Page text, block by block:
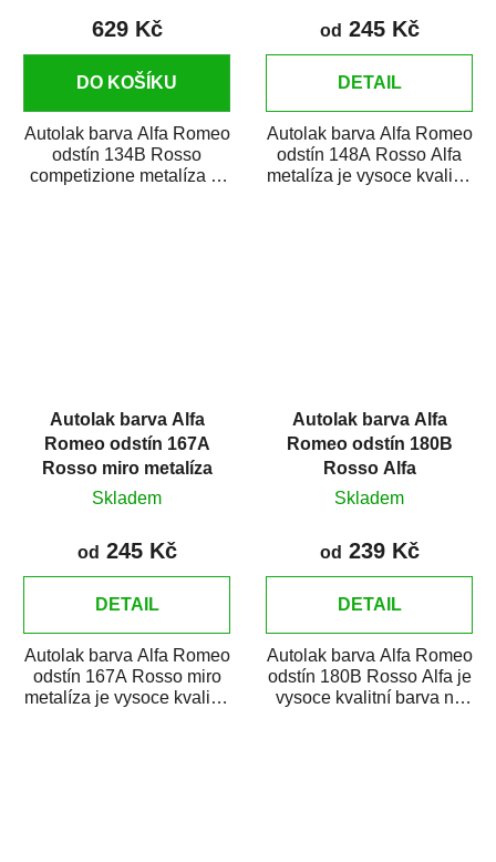
629 Kč
DO KOŠÍKU
Autolak barva Alfa Romeo
odstín 134B Rosso
competizione metalíza je
od 245 Kč
DETAIL
Autolak barva Alfa Romeo
odstín 148A Rosso Alfa
metalíza je vysoce kvalitní
Autolak barva Alfa
Romeo odstín 167A
Rosso miro metalíza
Skladem
od 245 Kč
DETAIL
Autolak barva Alfa Romeo
odstín 167A Rosso miro
metalíza je vysoce kvalitní
Autolak barva Alfa
Romeo odstín 180B
Rosso Alfa
Skladem
od 239 Kč
DETAIL
Autolak barva Alfa Romeo
odstín 180B Rosso Alfa je
vysoce kvalitní barva na